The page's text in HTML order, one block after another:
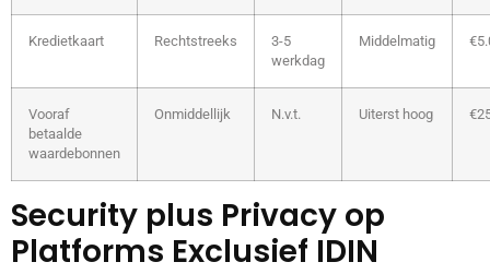
Kredietkaart Rechtstreeks
3-5
werkdag
Middelmatig
Vooraf
betaalde
waardebonnen
Onmiddellijk N.v.t. Uiterst hoog
Security plus Privacy op
Platforms Exclusief IDIN